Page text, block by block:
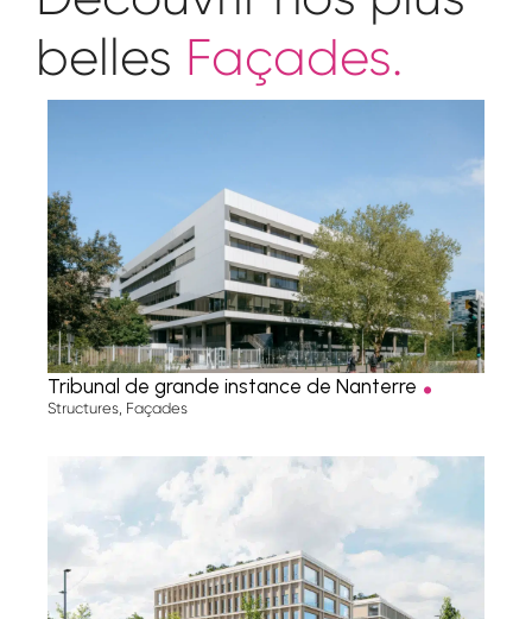
belles
Tribunal de grande instance de Nanterre .
Structures, Façades